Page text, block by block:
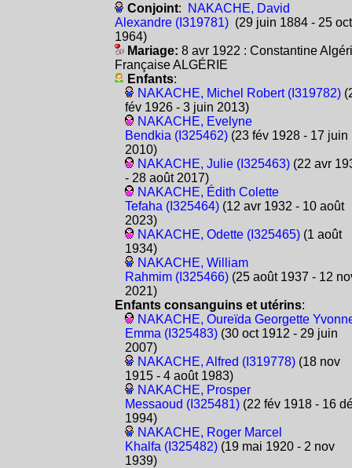
Conjoint:
NAKACHE, David
Alexandre (I319781)(29 juin 1884 - 25 oct
1964)
Mariage: 8 avr 1922 : Constantine
Française ALGÉRIE
Enfants:
NAKACHE, Michel Robert (I319782)
fév 1926 - 3 juin 2013)
NAKACHE, Evelyne
Bendkia (I325462)(23 fév 1928 - 17 juin
2010)
NAKACHE, Julie (I325463)(22 avr
- 28 août 2017)
NAKACHE, Édith Colette
Tefaha (I325464)(12 avr 1932 - 10 août
2023)
NAKACHE, Odette (I325465)(1 août
1934)
NAKACHE, William
Rahmim (I325466)(25 août 1937 - 12
2021)
Enfants consanguins et utérins:
NAKACHE, Oureïda Georgette
Emma (I325483)(30 oct 1912 - 29 juin
2007)
NAKACHE, Alfred (I319778)(18 nov
1915 - 4 août 1983)
NAKACHE, Prosper
Messaoud (I325481)(22 fév 1918 - 16
1994)
NAKACHE, Roger Marcel
Khalfa (I325482)(19 mai 1920 - 2 nov
1939)